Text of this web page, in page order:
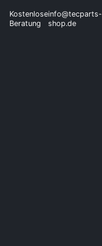
Kostenlose
Beratung
info@tecparts-
shop.de